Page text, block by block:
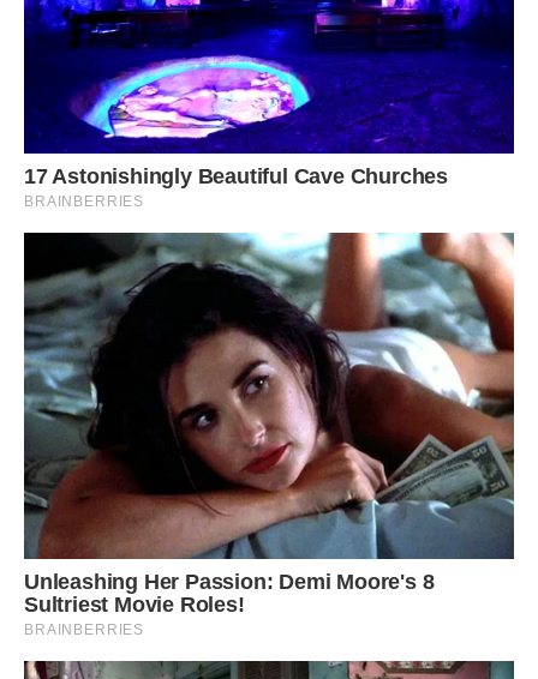
Юлія ШЕВЧУК